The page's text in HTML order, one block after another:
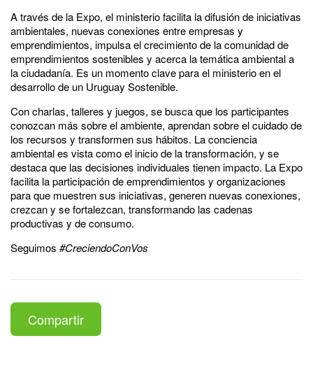
A través de la Expo, el ministerio facilita la difusión de iniciativas
ambientales, nuevas conexiones entre empresas y
emprendimientos, impulsa el crecimiento de la comunidad de
emprendimientos sostenibles y acerca la temática ambiental a
la ciudadanía. Es un momento clave para el ministerio en el
desarrollo de un Uruguay Sostenible.
Con charlas, talleres y juegos, se busca que los participantes
conozcan más sobre el ambiente, aprendan sobre el cuidado de
los recursos y transformen sus hábitos. La conciencia
ambiental es vista como el inicio de la transformación, y se
destaca que las decisiones individuales tienen impacto. La Expo
facilita la participación de emprendimientos y organizaciones
para que muestren sus iniciativas, generen nuevas conexiones,
crezcan y se fortalezcan, transformando las cadenas
productivas y de consumo.
Seguimos #CreciendoConVos
Compartir